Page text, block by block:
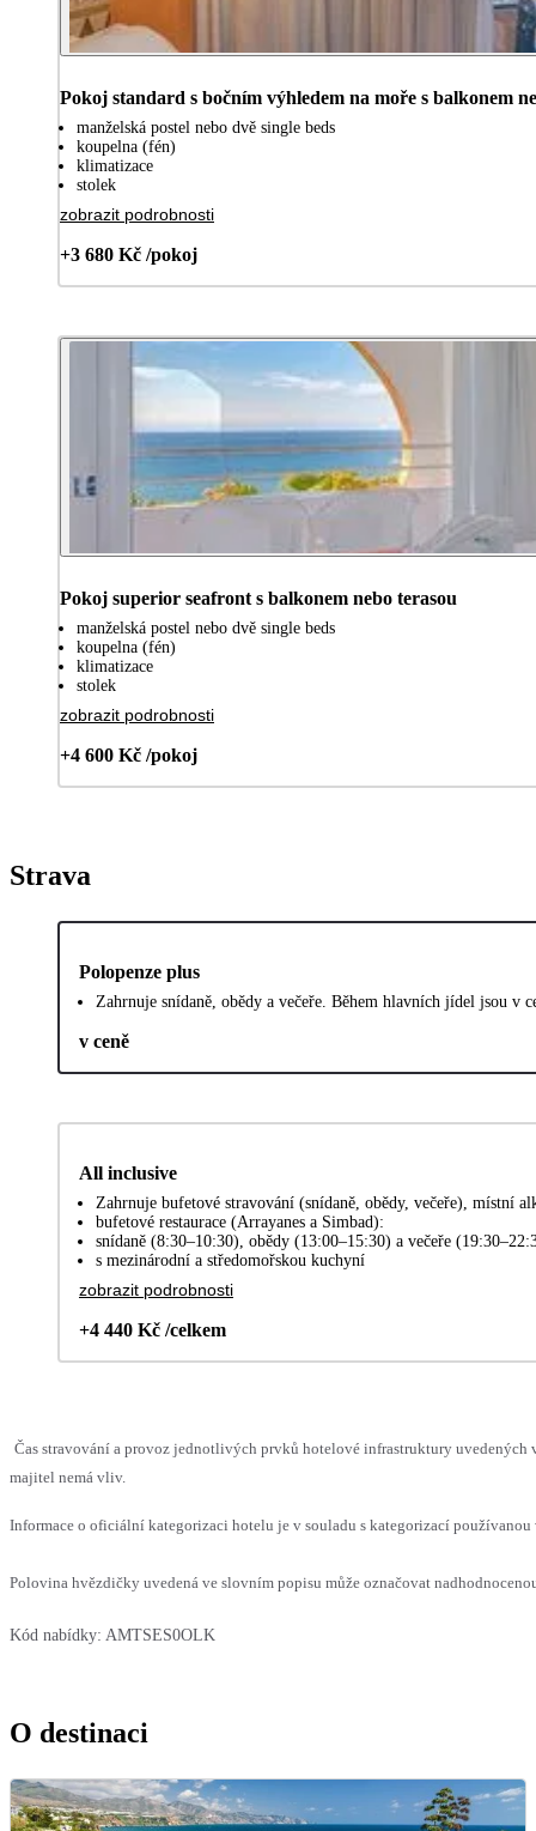
Pokoj standard s bočním výhledem na moře s balkonem
manželská postel nebo dvě single beds
koupelna (fén)
klimatizace
stolek
zobrazit podrobnosti
+3 680 Kč /pokoj
Pokoj superior seafront s balkonem nebo terasou
manželská postel nebo dvě single beds
koupelna (fén)
klimatizace
stolek
zobrazit podrobnosti
+4 600 Kč /pokoj
Strava
Polopenze plus
Zahrnuje snídaně, obědy a večeře. Během hlavních jídel jsou v
v ceně
All inclusive
Zahrnuje bufetové stravování (snídaně, obědy, večeře), místní
bufetové restaurace (Arrayanes a Simbad):
snídaně (8:30–10:30), obědy (13:00–15:30) a večeře
s mezinárodní a středomořskou kuchyní
zobrazit podrobnosti
+4 440 Kč /celkem
Čas stravování a provoz jednotlivých prvků hotelové infrastruktury uvedených
majitel nemá vliv.
Informace o oficiální kategorizaci hotelu je v souladu s kategorizací
Polovina hvězdičky uvedená ve slovním popisu může označovat
Kód nabídky: AMTSES0OLK
O destinaci